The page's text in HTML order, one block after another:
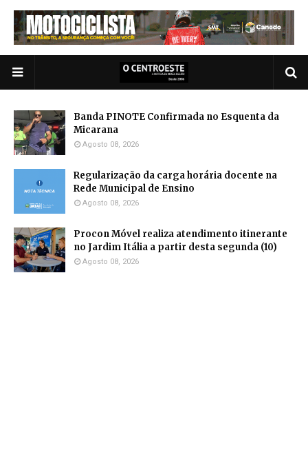
Banda PINOTE Confirmada no Esquenta da
Micarana
Agosto 08, 2026
Regularização da carga horária docente na
Rede Municipal de Ensino
Agosto 08, 2026
Procon Móvel realiza atendimento itinerante
no Jardim Itália a partir desta segunda (10)
Agosto 08, 2026